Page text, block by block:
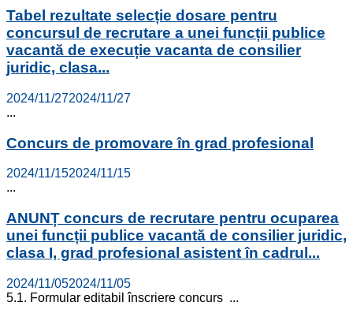
Tabel rezultate selecție dosare pentru
concursul de recrutare a unei funcții publice
vacantă de execuție vacanta de consilier
juridic, clasa...
2024/11/272024/11/27
...
Concurs de promovare în grad profesional
2024/11/152024/11/15
...
ANUNȚ concurs de recrutare pentru ocuparea
unei funcții publice vacantă de consilier juridic,
clasa I, grad profesional asistent în cadrul...
2024/11/052024/11/05
5.1. Formular editabil înscriere concurs ...